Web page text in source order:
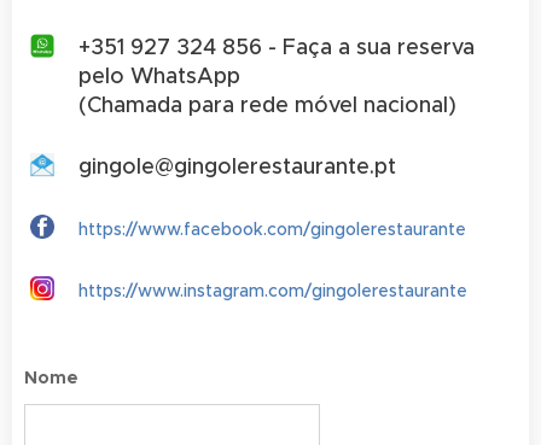
+351 927 324 856 - Faça a sua reserva
pelo WhatsApp
(Chamada para rede móvel nacional)
gingole@gingolerestaurante.pt
https://www.facebook.com/gingolerestaurante
https://www.instagram.com/gingolerestaurante
Nome